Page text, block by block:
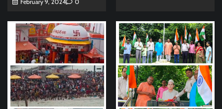
February 9, 2024
0